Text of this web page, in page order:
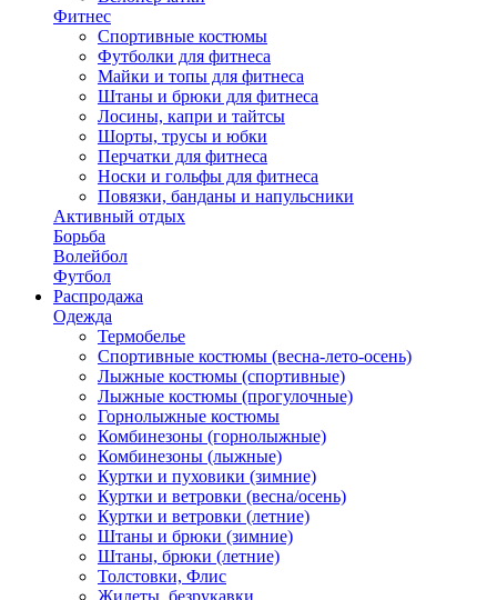
Фитнес
Спортивные костюмы
Футболки для фитнеса
Майки и топы для фитнеса
Штаны и брюки для фитнеса
Лосины, капри и тайтсы
Шорты, трусы и юбки
Перчатки для фитнеса
Носки и гольфы для фитнеса
Повязки, банданы и напульсники
Активный отдых
Борьба
Волейбол
Футбол
Распродажа
Одежда
Термобелье
Спортивные костюмы (весна-лето-осень)
Лыжные костюмы (спортивные)
Лыжные костюмы (прогулочные)
Горнолыжные костюмы
Комбинезоны (горнолыжные)
Комбинезоны (лыжные)
Куртки и пуховики (зимние)
Куртки и ветровки (весна/осень)
Куртки и ветровки (летние)
Штаны и брюки (зимние)
Штаны, брюки (летние)
Толстовки, Флис
Жилеты, безрукавки